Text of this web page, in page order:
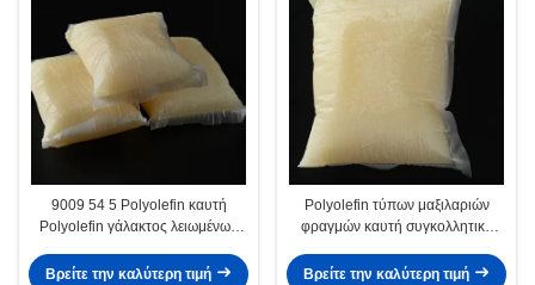
9009 54 5 Polyolefin καυτή
Polyolefin γάλακτος λειωμένων
κόλλα
Βρείτε την καλύτερη τιμή
Polyolefin τύπων μαξιλαριών
φραγμών καυτή συγκολλητική
λειωμένων μετάλλων κόλλα
Βρείτε την καλύτερη τιμή